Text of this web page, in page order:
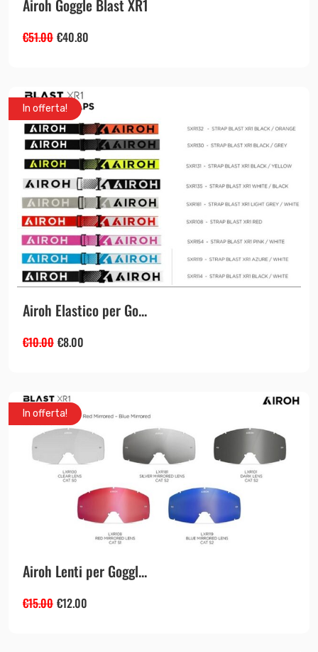
Airoh Goggle Blast XR1
€51.00 €40.80
In offerta!
Airoh Elastico per Go...
€10.00 €8.00
In offerta!
Airoh Lenti per Goggl...
€15.00 €12.00